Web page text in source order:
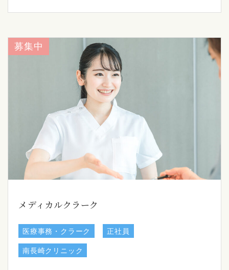
メディカルクラーク
医療事務・クラーク 正社員
南長崎クリニック
募集中